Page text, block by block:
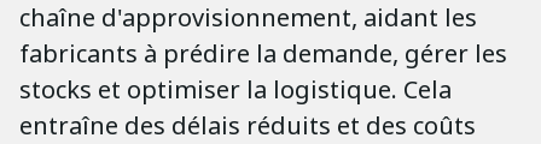
chaîne d'approvisionnement, aidant les
fabricants à prédire la demande, gérer les
stocks et optimiser la logistique. Cela
entraîne des délais réduits et des coûts